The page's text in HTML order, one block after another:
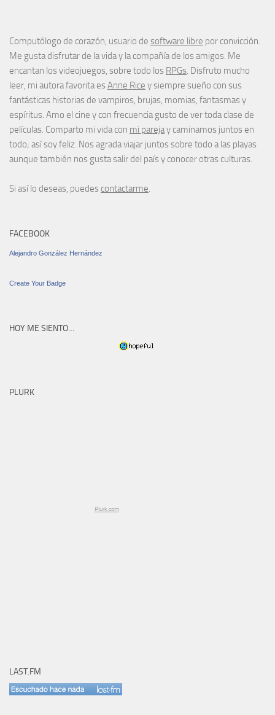
Computólogo de corazón, usuario de software libre por convicción.
Me gusta disfrutar de la vida y la compañía de los amigos. Me
encantan los videojuegos, sobre todo los RPGs . Disfruto mucho
leer, mi autora favorita esAnne Rice y siempre sueño con sus
fantásticas historias de vampiros, brujas, momias, fantasmas y
espíritus. Amo el cine y con frecuencia gusto de ver toda clase de
películas. Comparto mi vida con mi parejay caminamos juntos en
todo; así soy feliz. Nos agrada viajar juntos sobre todo a las playas
aunque también nos gusta salir del país y conocer otras culturas.
Si así lo deseas, puedes contactarme
FACEBOOK
Alejandro González Hernández
Create Your Badge
HOY ME SIENTO…
PLURK
Plurk.com
LAST.FM